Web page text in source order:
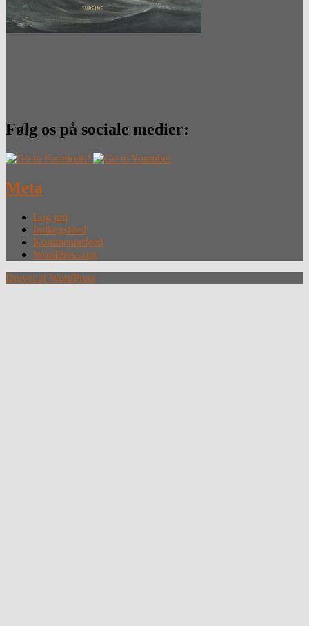
Følg os på sociale medier:
Meta
Log ind
Indlægsfeed
Kommentarfeed
WordPress.org
Drevet af WordPress